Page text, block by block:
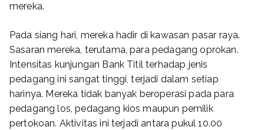
mereka.
Pada siang hari, mereka hadir di kawasan pasar raya.
Sasaran mereka, terutama, para pedagang oprokan.
Intensitas kunjungan Bank Titil terhadap jenis
pedagang ini sangat tinggi, terjadi dalam setiap
harinya. Mereka tidak banyak beroperasi pada para
pedagang los, pedagang kios maupun pemilik
pertokoan. Aktivitas ini terjadi antara pukul 10.00